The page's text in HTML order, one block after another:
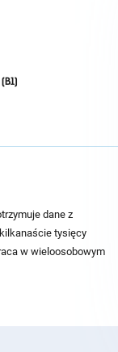
dane z
tysięcy
w wieloosobowym